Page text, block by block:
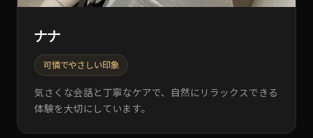
ナナ
可憐でやさしい印象
気さくな会話と丁寧なケアで、自然にリラックスできる
体験を大切にしています。